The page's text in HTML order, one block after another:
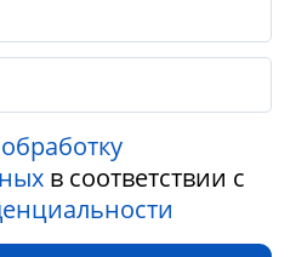
в соответствии с